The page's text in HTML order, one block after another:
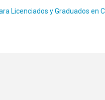
Licenciados y Graduados en